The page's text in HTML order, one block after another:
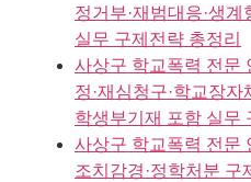
정거부·재범대응·생
실무 구제전략 총정리
사상구 학교폭력 전문
정·재심청구·학교장자
학생부기재 포함 실무
사상구 학교폭력 전문
조치감경·정학처분 구